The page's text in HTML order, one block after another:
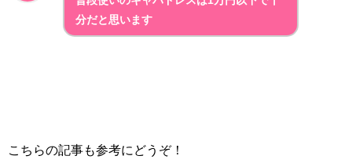
分だと思います
こちらの記事も参考にどうぞ！